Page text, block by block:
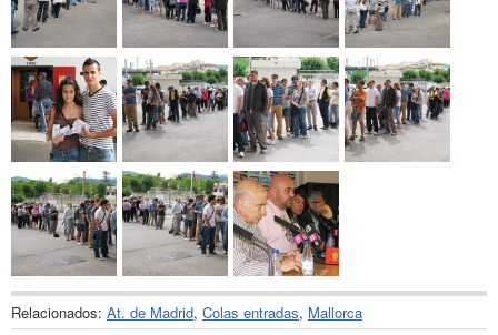
Relacionados: At. de Madrid, Colas entradas, Mallorca